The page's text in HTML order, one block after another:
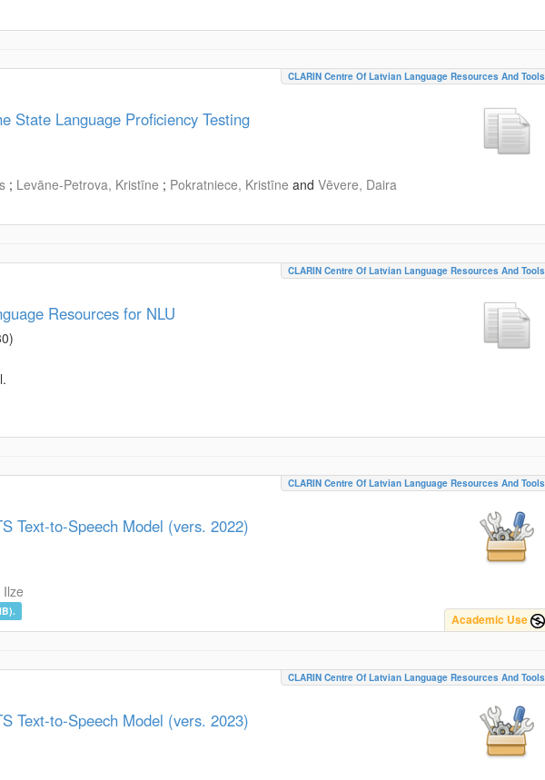
CLARIN Centre Of Latvian Language Resources And Tools
State Language Proficiency Testing
; Levāne-Petrova, Kristīne ; Pokratniece, Kristīne and Vēvere, Daira
CLARIN Centre Of Latvian Language Resources And Tools
Resources for NLU
)
CLARIN Centre Of Latvian Language Resources And Tools
Text-to-Speech Model (vers. 2022)
Academic Use
CLARIN Centre Of Latvian Language Resources And Tools
Text-to-Speech Model (vers. 2023)